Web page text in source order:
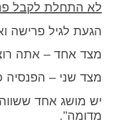
לא התחלת לקבל
הגעת לגיל
מצד אחד – אתה
מצד שני – הפנסיה
יש מושג אחד
מדומה".